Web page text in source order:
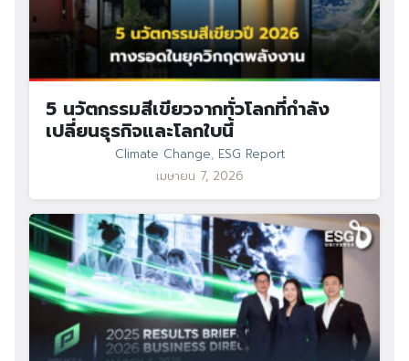
5 นวัตกรรมสีเขียวจากทั่วโลกที่กำลัง
เปลี่ยนธุรกิจและโลกใบนี้
Climate Change, ESG Report
เมษายน 7, 2026